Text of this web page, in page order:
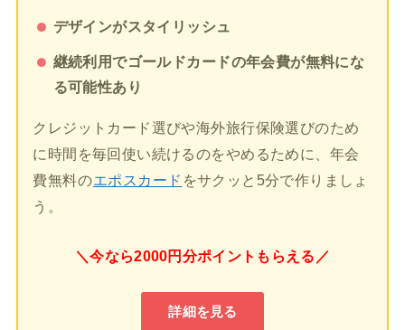
デザインがスタイリッシュ
継続利用でゴールドカードの年会費が無料にな
る可能性あり
クレジットカード選びや海外旅行保険選びのため
に時間を毎回使い続けるのをやめるために、年会
費無料のエポスカード をサクッと5分で作りましょ
う。
＼今なら2000円分ポイントもらえる／
詳細を見る